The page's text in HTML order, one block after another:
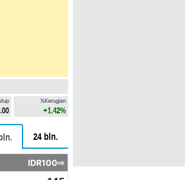
%Kerugian
+1.42%
24 bln.
IDR100⇨